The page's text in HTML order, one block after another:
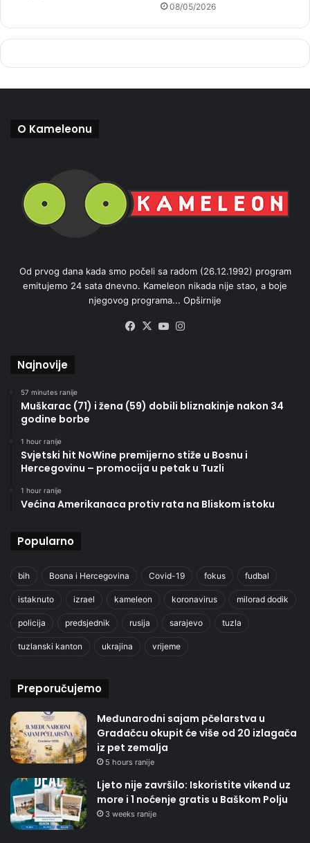
08/05/2026
O Kameleonu
Od prvog dana kada smo počeli sa radom (26.12.1992) program
emitujemo 24 sata dnevno. Kameleon nikada nije stao, a boje
njegovog programa... Opširnije
Facebook
X YouTube
Najnovije
57 minutes ranije
Muškarac (71) i žena (59) dobili bliznakinje nakon 34
godine borbe
1 hour ranije
Svjetski hit NoWine premijerno stiže u Bosnu i
Hercegovinu – promocija u petak u Tuzli
1 hour ranije
Većina Amerikanaca protiv rata na Bliskom istoku
Popularno
bih Bosna i Hercegovina Covid-19 fokus fudbal
istaknuto izrael kameleon koronavirus milorad dodik
policija predsjednik rusija sarajevo tuzla
tuzlanski kanton ukrajina vrijeme
Preporučujemo
Međunarodni sajam pčelarstva u
Gradačcu okupit će više od 20 izlagača
iz pet zemalja
5 hours ranije
Ljeto nije završilo: Iskoristite vikend uz
more i 1 noćenje gratis u Baškom Polju
3 weeks ranije